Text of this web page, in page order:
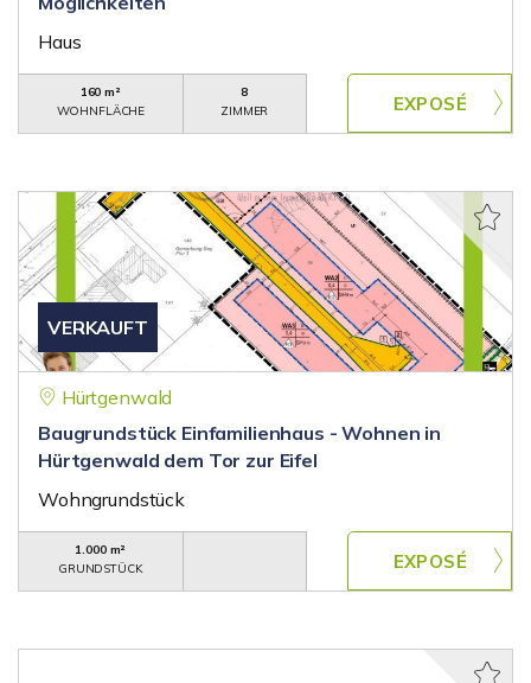
Haus
160 m²
WOHNFLÄCHE
8
ZIMMER
VERKAUFT
Hürtgenwald
Baugrundstück Einfamilienhaus - Wohnen in
Hürtgenwald dem Tor zur Eifel
Wohngrundstück
1.000 m²
GRUNDSTÜCK